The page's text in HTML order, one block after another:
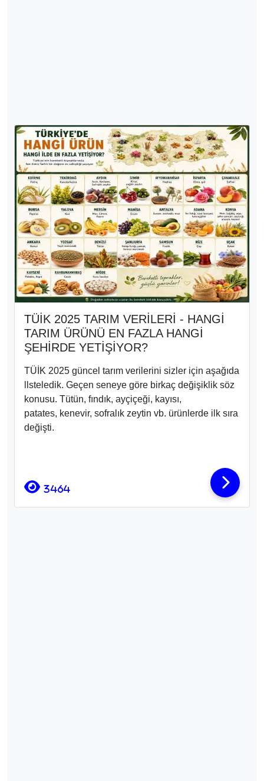
TÜİK 2025 TARIM VERİLERİ - HANGİ
TARIM ÜRÜNÜ EN FAZLA HANGİ
ŞEHİRDE YETİŞİYOR?
TÜİK 2025 güncel tarım verilerini sizler için aşağıda
llsteledik. Geçen seneye göre birkaç değişiklik söz
konusu. Tütün, fındık, ayçiçeği, kayısı,
patates, kenevir, sofralık zeytin vb. ürünlerde ilk sıra
değişti.
3464